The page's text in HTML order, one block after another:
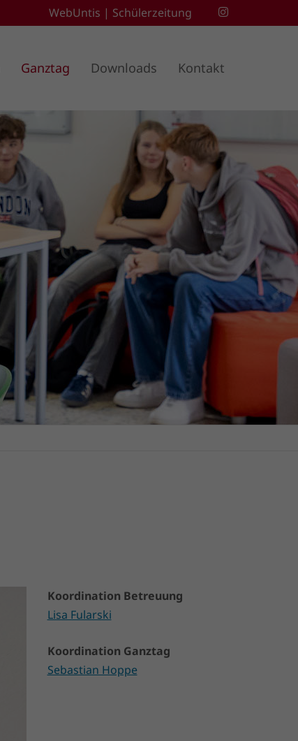
WebUntis | Schülerzeitung
Ganztag Downloads Kontakt
Koordination Betreuung
Lisa Fularski
Koordination Ganztag
Sebastian Hoppe